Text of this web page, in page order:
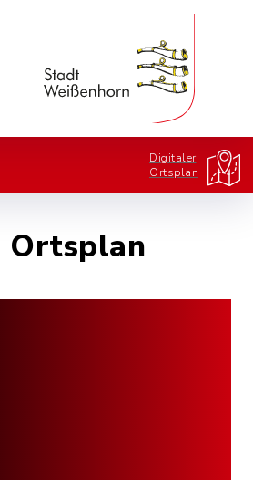
Digitaler
Ortsplan